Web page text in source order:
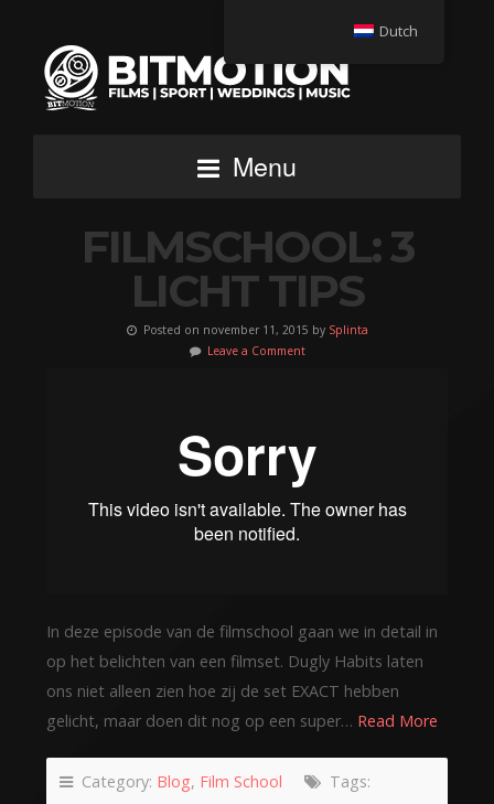
Menu
FILMSCHOOL: 3
LICHT TIPS
Posted on november 11, 2015 by Splinta
Leave a Comment
In deze episode van de filmschool gaan we in detail in
op het belichten van een filmset. Dugly Habits laten
ons niet alleen zien hoe zij de set EXACT hebben
gelicht, maar doen dit nog op een super… Read More
Category: Blog, Film School
Tags:
Dutch